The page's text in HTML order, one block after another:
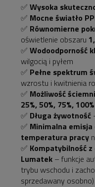
✅ Wysoka
✅ Mocne światło
✅ Równomierne
oświetlenie obszaru
✅ Wodoodporność
wilgocią i pyłem
✅ Pełne spektrum
wzrostu i kwitnienia
✅ Możliwość
25%, 50%, 75%, 100%
✅ Długa żywotność
✅ Minimalna emisja
temperatura pracy
✅ Kompatybilność
Lumatek – funkcje
trybu wschodu i
sprzedawany osobno)